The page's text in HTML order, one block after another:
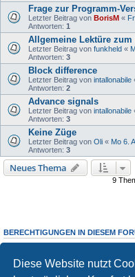
Diese Website nutzt
Frage zur Programm-
Letzter Beitrag von BorisM «
Antworten: 1
Allgemeine Lektüre
Letzter Beitrag von funkheld «
Antworten: 3
Block difference
Letzter Beitrag von intallonabile
Antworten: 2
Advance signals
Letzter Beitrag von intallonabile
Antworten: 3
Keine Züge
Letzter Beitrag von Oli « Mo 6.
Antworten: 3
Neues Thema
9
BERECHTIGUNGEN IN DIESEM
Du darfstkeineneuen Themen in
Du darfst deine Beiträge in diesem
Du darfst deine Beiträge in diesem